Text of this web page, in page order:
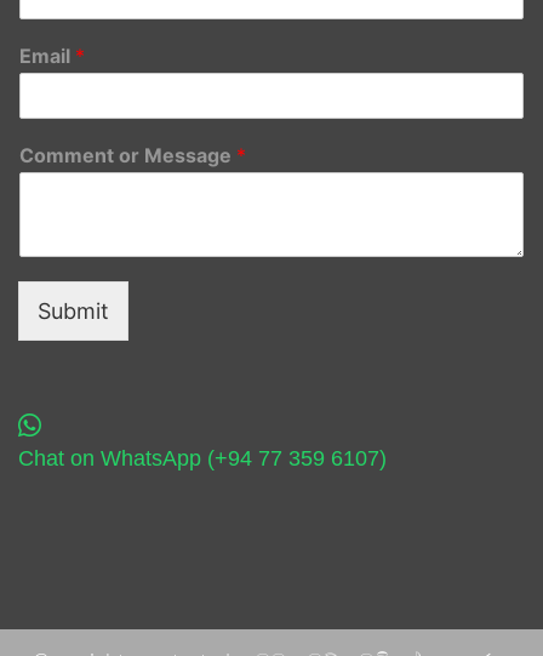
Email *
Comment or Message *
Submit
Chat on WhatsApp (+94 77 359 6107)